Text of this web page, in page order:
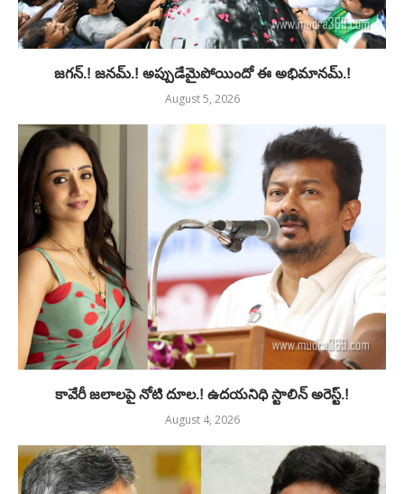
జగన్.! జనమ్.! అప్పుడేమైపోయిందో ఈ అభిమానమ్.!
August 5, 2026
కావేరీ జలాలపై నోటి దూల.! ఉదయనిధి స్టాలిన్ అరెస్ట్.!
August 4, 2026